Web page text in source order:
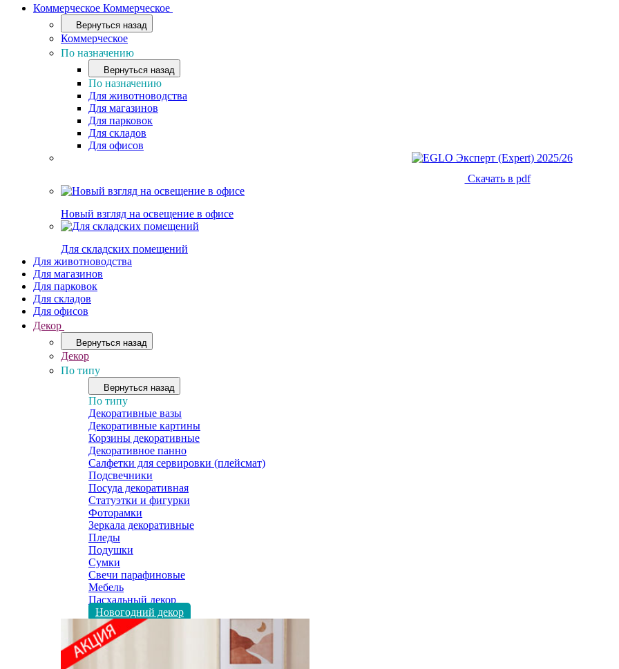
Коммерческое Коммерческое
Вернуться назад
Коммерческое
По назначению
Вернуться назад
По назначению
Для животноводства
Для магазинов
Для парковок
Для складов
Для офисов
Скачать в pdf
Новый взгляд на освещение в офисе
Для складских помещений
Для животноводства
Для магазинов
Для парковок
Для складов
Для офисов
Декор
Вернуться назад
Декор
По типу
Вернуться назад
По типу
Декоративные вазы
Декоративные картины
Корзины декоративные
Декоративное панно
Салфетки для сервировки (плейсмат)
Подсвечники
Посуда декоративная
Статуэтки и фигурки
Фоторамки
Зеркала декоративные
Пледы
Подушки
Сумки
Свечи парафиновые
Мебель
Пасхальный декор
Новогодний декор